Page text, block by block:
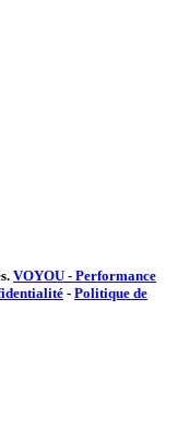
VOYOU - Performance
- Politique de